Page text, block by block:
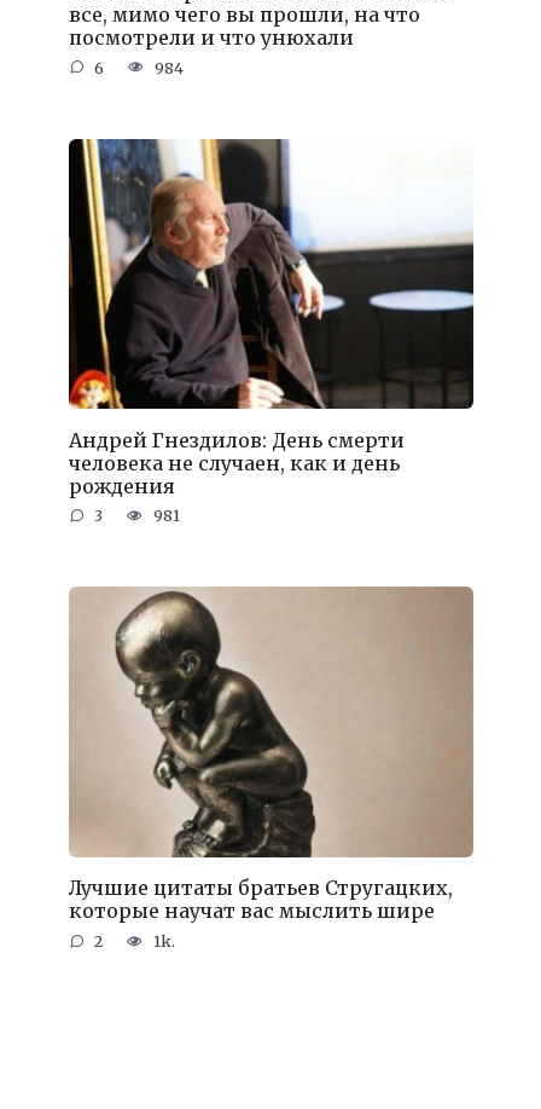
все, мимо чего вы прошли, на что
посмотрели и что унюхали
6 984
Андрей Гнездилов: День смерти
человека не случаен, как и день
рождения
3 981
Лучшие цитаты братьев Стругацких,
которые научат вас мыслить шире
2 1k.